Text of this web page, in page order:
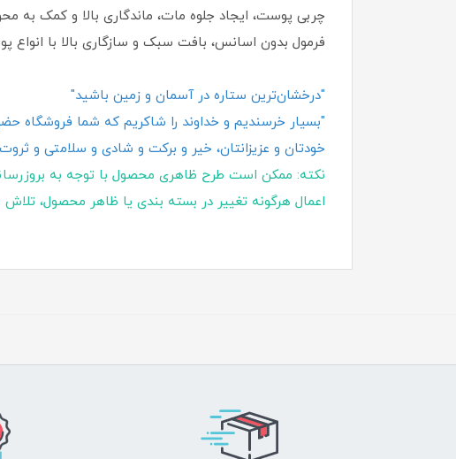
چربی پوست، ایجاد جلوه مات، ماندگاری بالا و کمک به
فرمول بدون اسانس، بافت سبک و سازگاری بالا با
"درخشان‌ترین ستاره در آسمان و زمین باشید"
"بسیار خرسندیم و خداوند را شاکریم که شما فروشگاه
خودتان و عزیزانتان، خیر و برکت و شادی و سلامتی و ثروت
نکته: ممکن است طرح ظاهری محصول با توجه به
اعمال هرگونه تغییر در بسته‌ بندی یا ظاهر محصول،